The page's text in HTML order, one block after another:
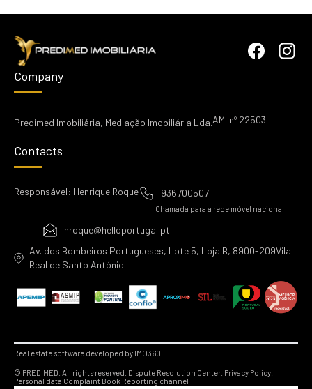
Company
Predimed Imobiliária, Mediação Imobiliária Lda.AMI nº 22503
Contacts
Responsável: Henrique Roque 936700507
Chamada para a rede móvel nacional
hroque@helloportugal.pt
Av. dos Bombeiros Portugueses, Lote 5, Loja B, 8900-209Vila
Real de Santo António
Real estate software developed by IMO360
© PREDIMED. All rights reserved. Dispute Resolution Center. Privacy Policy.
Personal data Complaint Book Reporting channel